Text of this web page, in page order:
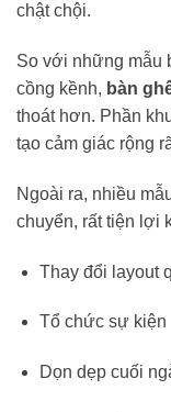
chật chội.
So với những mẫu
cồng kềnh, bàn
thoát hơn. Phần
tạo cảm giác rộng
Ngoài ra, nhiều
chuyển, rất tiện lợi
Thay đổi layout
Tổ chức sự kiện
Dọn dẹp cuối